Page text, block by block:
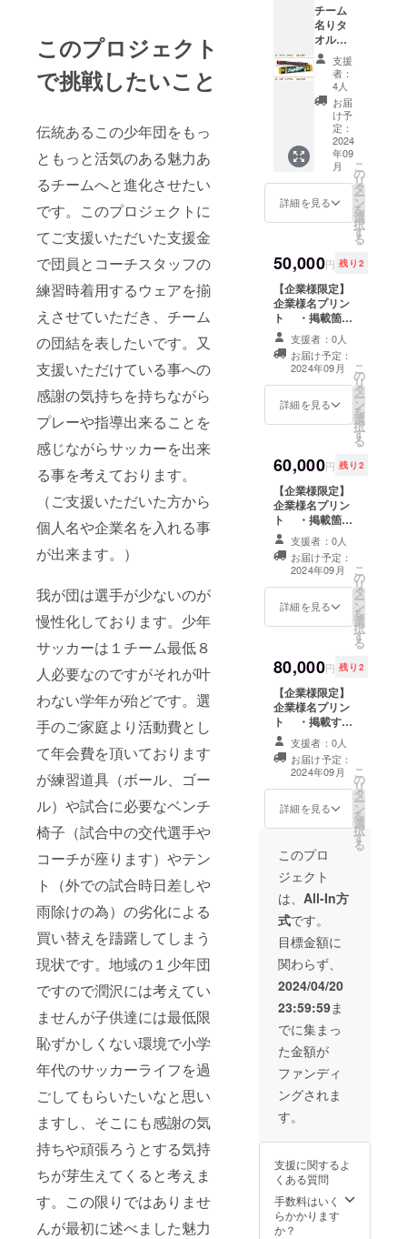
このプロジェクト
で挑戦したいこと
伝統あるこの少年団をもっ
ともっと活気のある魅力あ
るチームへと進化させたい
です。このプロジェクトに
てご支援いただいた支援金
で団員とコーチスタッフの
練習時着用するウェアを揃
えさせていただき、チーム
の団結を表したいです。又
支援いただけている事への
感謝の気持ちを持ちながら
プレーや指導出来ることを
感じながらサッカーを出来
る事を考えております。
（ご支援いただいた方から
個人名や企業名を入れる事
が出来ます。）
我が団は選手が少ないのが
慢性化しております。少年
サッカーは１チーム最低８
人必要なのですがそれが叶
わない学年が殆どです。選
手のご家庭より活動費とし
て年会費を頂いております
が練習道具（ボール、ゴー
ル）や試合に必要なベンチ
椅子（試合中の交代選手や
コーチが座ります）やテン
ト（外での試合時日差しや
雨除けの為）の劣化による
買い替えを躊躇してしまう
現状です。地域の１少年団
ですので潤沢には考えてい
ませんが子供達には最低限
恥ずかしくない環境で小学
年代のサッカーライフを過
ごしてもらいたいなと思い
ますし、そこにも感謝の気
持ちや頑張ろうとする気持
ちが芽生えてくると考えま
す。この限りではありませ
んが最初に述べました魅力
チーム
名りタ
オルマ
フラー
支援
者：
4人
お届
け予
定：
2024
年09
月
詳細を見る
こ
の
リ
タ
ー
ン
を
選
択
す
る
50,000円 残り2
【企業様限定】
企業様名プリン
ト ・掲載箇所:
前面:両肩の辺り
(左肩、右肩)
コーチ着用：縦5
センチ×横10セ
ンチまで 選手着
用:子供サイズに
支援をしていた
だいた順にご連
絡をし、決めて
いただきます。
選手・練習着
（半袖短パン、
長袖長パンツ）
コーチ・トレー
ニングウエアー
長袖長パンツ）
支援者：0人
お届け予定：
2024年09月
詳細を見る
こ
の
リ
タ
ー
ン
を
選
択
す
る
60,000円 残り2
【企業様限定】
企業様名プリン
ト ・掲載箇所:
背面の首元、腰
元 コーチ着用：
縦7センチ×25セ
ンチまで 選手着
用:子供サイズに
合わせる形とな
だいた順にご連
絡をし、決めて
いただきます。
選手・練習着
（半袖短パン、
長袖長パンツ）
コーチ・トレー
ニングウエアー
（半袖短パン、
支援者：0人
お届け予定：
2024年09月
詳細を見る
こ
の
リ
タ
ー
ン
を
選
択
す
る
80,000円 残り2
【企業様限定】
企業様名プリン
ト ・掲載する
箇所:全面の胸辺
りとその下(おへ
そ辺り) コーチ着
用：縦8センチ
×28センチまで
選手着用：子供
す。 ・掲載箇所
に関しては支援
をしていただい
た順にご連 絡を
し、決めていた
だきます。 選
手・練習着（半
袖短パン、長袖
長パンツ） コー
チ・トレーニン
袖短パン、長袖
長パンツ）
支援者：0人
お届け予定：
2024年09月
詳細を見る
こ
の
リ
タ
ー
ン
を
選
択
す
る
このプロ
ジェクト
は、 All-In方
式です。
目標金額に
関わらず、
2024/04/20
23:59:59ま
でに集まっ
た金額が
ファンディ
ングされま
す。
支援に関するよ
くある質問
手数料はいく
らかかります
か？